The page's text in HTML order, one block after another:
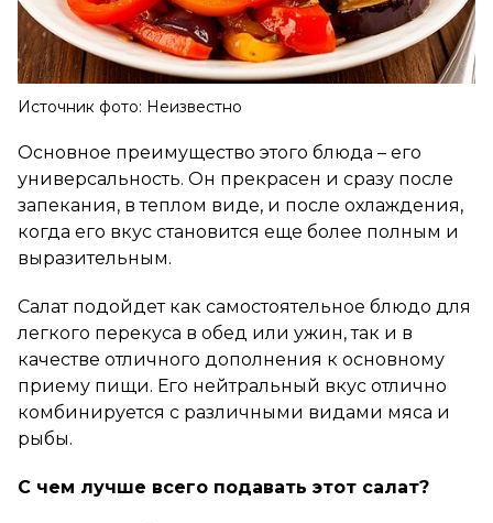
Источник фото: Неизвестно
Основное преимущество этого блюда – его
универсальность. Он прекрасен и сразу после
запекания, в теплом виде, и после охлаждения,
когда его вкус становится еще более полным и
выразительным.
Салат подойдет как самостоятельное блюдо для
легкого перекуса в обед или ужин, так и в
качестве отличного дополнения к основному
приему пищи. Его нейтральный вкус отлично
комбинируется с различными видами мяса и
рыбы.
С чем лучше всего подавать этот салат?